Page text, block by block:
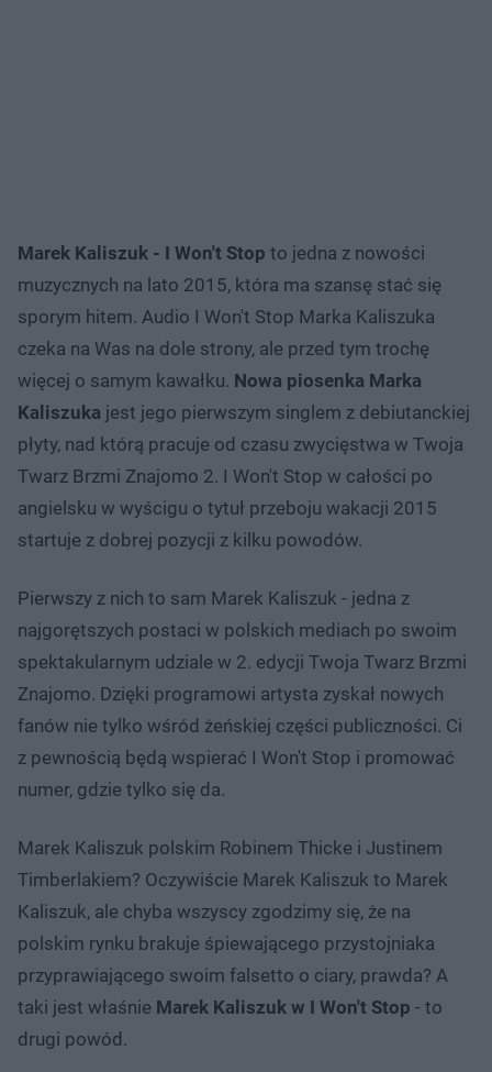
Marek Kaliszuk - I Won't Stop to jedna z nowości
muzycznych na lato 2015, która ma szansę stać się
sporym hitem. Audio I Won't Stop Marka Kaliszuka
czeka na Was na dole strony, ale przed tym trochę
więcej o samym kawałku. Nowa piosenka Marka
Kaliszuka jest jego pierwszym singlem z debiutanckiej
płyty, nad którą pracuje od czasu zwycięstwa w Twoja
Twarz Brzmi Znajomo 2. I Won't Stop w całości po
angielsku w wyścigu o tytuł przeboju wakacji 2015
startuje z dobrej pozycji z kilku powodów.
Pierwszy z nich to sam Marek Kaliszuk - jedna z
najgorętszych postaci w polskich mediach po swoim
spektakularnym udziale w 2. edycji Twoja Twarz Brzmi
Znajomo. Dzięki programowi artysta zyskał nowych
fanów nie tylko wśród żeńskiej części publiczności. Ci
z pewnością będą wspierać I Won't Stop i promować
numer, gdzie tylko się da.
Marek Kaliszuk polskim Robinem Thicke i Justinem
Timberlakiem? Oczywiście Marek Kaliszuk to Marek
Kaliszuk, ale chyba wszyscy zgodzimy się, że na
polskim rynku brakuje śpiewającego przystojniaka
przyprawiającego swoim falsetto o ciary, prawda? A
taki jest właśnie Marek Kaliszuk w I Won't Stop - to
drugi powód.